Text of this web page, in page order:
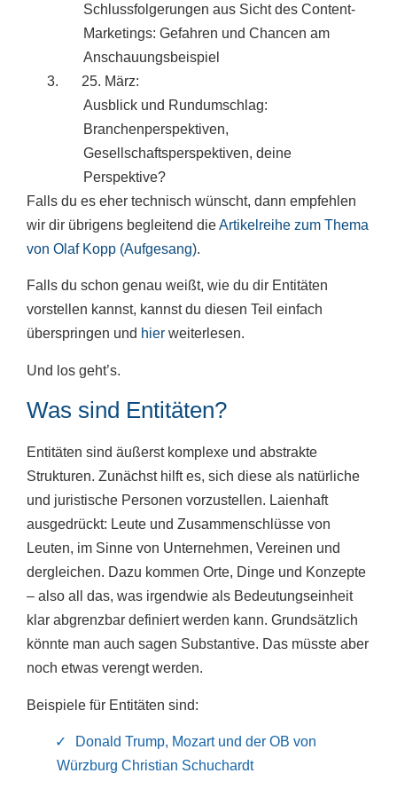
Schlussfolgerungen aus Sicht des Content-
Marketings: Gefahren und Chancen am
Anschauungsbeispiel
25. März:
Ausblick und Rundumschlag:
Branchenperspektiven,
Gesellschaftsperspektiven, deine
Perspektive?
Falls du es eher technisch wünscht, dann empfehlen
wir dir übrigens begleitend dieArtikelreihe zum Thema
von Olaf Kopp (Aufgesang).
Falls du schon genau weißt, wie du dir Entitäten
vorstellen kannst, kannst du diesen Teil einfach
überspringen und hier weiterlesen.
Und los geht’s.
Was sind Entitäten?
Entitäten sind äußerst komplexe und abstrakte
Strukturen. Zunächst hilft es, sich diese als natürliche
und juristische Personen vorzustellen. Laienhaft
ausgedrückt: Leute und Zusammenschlüsse von
Leuten, im Sinne von Unternehmen, Vereinen und
dergleichen. Dazu kommen Orte, Dinge und Konzepte
– also all das, was irgendwie als Bedeutungseinheit
klar abgrenzbar definiert werden kann. Grundsätzlich
könnte man auch sagen Substantive. Das müsste aber
noch etwas verengt werden.
Beispiele für Entitäten sind:
Donald Trump, Mozart und der OB von
Würzburg Christian Schuchardt